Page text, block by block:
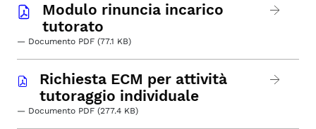
Modulo rinuncia incarico
tutorato
— Documento PDF (77.1 KB)
Richiesta ECM per attività
tutoraggio individuale
— Documento PDF (277.4 KB)